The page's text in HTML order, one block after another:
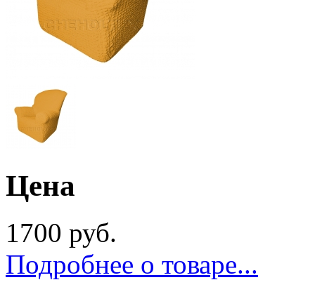
Цена
1700 руб.
Подробнее о товаре...